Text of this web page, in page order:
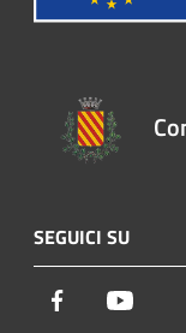
SEGUICI SU
Facebook